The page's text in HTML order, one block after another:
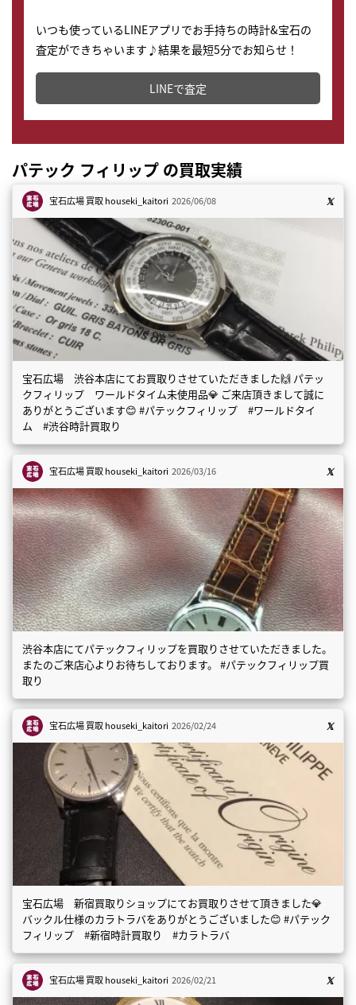
いつも使っているLINEアプリでお手持ちの時計&宝石の
査定ができちゃいます♪結果を最短5分でお知らせ！
どこからでもすぐに査定金額を知ることが出来ます。
LINEで査定
パテック フィリップ の買取実績
宝石広場 買取houseki_kaitori 2026/06/08
宝石広場 渋谷本店にてお買取りさせていただきました🙌 パテッ
クフィリップ ワールドタイム未使用品💎 ご来店頂きまして誠に
ありがとうございます😊 #パテックフィリップ #ワールドタイ
ム #渋谷時計買取り
宝石広場 買取houseki_kaitori 2026/03/16
渋谷本店にてパテックフィリップを買取りさせていただきました。
またのご来店心よりお待ちしております。 #パテックフィリップ買
取り
宝石広場 買取houseki_kaitori 2026/02/24
宝石広場 新宿買取りショップにてお買取りさせて頂きました💎
バックル仕様のカラトラバをありがとうございました😊 #パテック
フィリップ #新宿時計買取り #カラトラバ
宝石広場 買取houseki_kaitori 2026/02/21